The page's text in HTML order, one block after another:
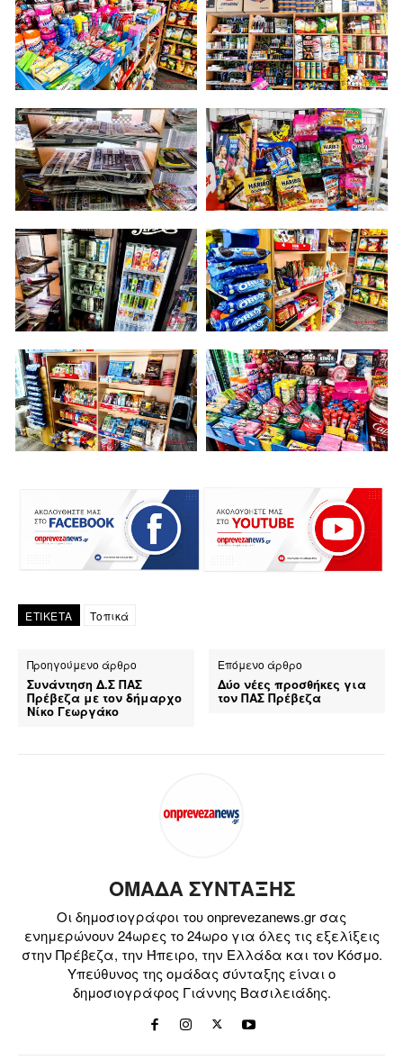
ΕΤΙΚΕΤΑ Τοπικά
Προηγούμενο άρθρο
Συνάντηση Δ.Σ ΠΑΣ
Πρέβεζα με τον δήμαρχο
Νίκο Γεωργάκο
Επόμενο άρθρο
Δύο νέες προσθήκες για
τον ΠΑΣ Πρέβεζα
ΟΜΑΔΑ ΣΥΝΤΑΞΗΣ
Οι δημοσιογράφοι του onprevezanews.gr σας
ενημερώνουν 24ωρες το 24ωρο για όλες τις εξελίξεις
στην Πρέβεζα, την Ήπειρο, την Ελλάδα και τον Κόσμο.
Υπεύθυνος της ομάδας σύνταξης είναι ο
δημοσιογράφος Γιάννης Βασιλειάδης.